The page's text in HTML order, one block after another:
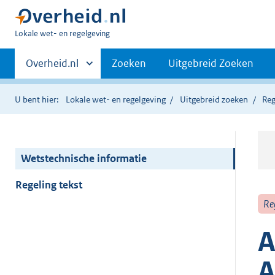
U
hier:
Lokale wet- en regelgeving
Primaire
navigatie
Andere
sites
binnen
Overheid.nl Zoeken Uitgebreid Zoeken
U bent hier: Lokale wet- en regelgeving Uitgebreid zoeken
Wetstechnische informatie
Regeling tekst